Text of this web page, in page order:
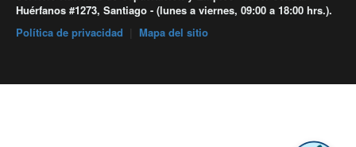
Huérfanos #1273, Santiago - (lunes a viernes, 09:00 a 18:00 hrs.).
Política de privacidad
Mapa del sitio